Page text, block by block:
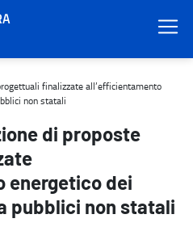
progettuali finalizzate
finalizzate all’efficientamento
non statali
di proposte
energetico dei
pubblici non statali